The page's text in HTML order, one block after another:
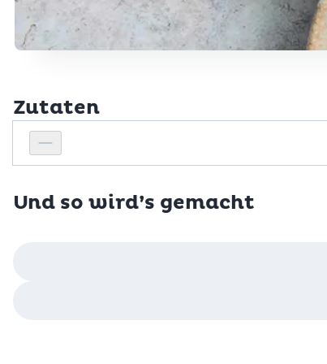
Zutaten
Personenanzahl verringern
Personenanzahl
Und so wird’s gemacht